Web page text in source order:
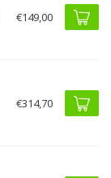
€149,00
€314,70